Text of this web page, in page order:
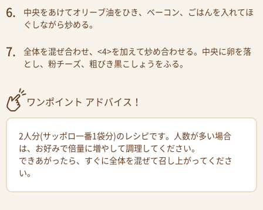
中央をあけてオリーブ油をひき、ベーコン、ごはんを入れてほ
ぐしながら炒める。
全体を混ぜ合わせ、<4>を加えて炒め合わせる。中央に卵を落
とし、粉チーズ、粗びき黒こしょうをふる。
ワンポイント アドバイス！
2人分(サッポロ一番1袋分)のレシピです。人数が多い場合
は、お好みで倍量に増やして調理してください。
できあがったら、すぐに全体を混ぜて召し上がってくださ
い。